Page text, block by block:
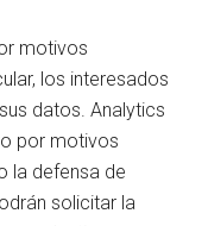
motivos
los interesados
datos. Analytics
por motivos
la defensa de
solicitar la